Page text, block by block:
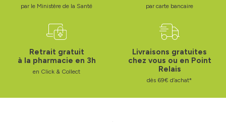
par le Ministère de la Santé par carte bancaire
Retrait gratuit
à la pharmacie en 3h
en Click & Collect
Livraisons gratuites
chez vous ou en Point
Relais
dès 69€ d’achat*